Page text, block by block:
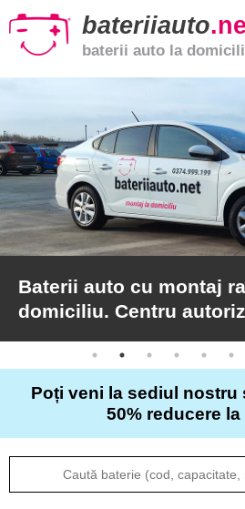
bateriiauto
baterii auto la
Baterii
moto
Baterii
de
camion
Articole
Despre
Baterii auto cu montaj
domiciliu. Centru
Poți veni la sediul nostru
50% reducere